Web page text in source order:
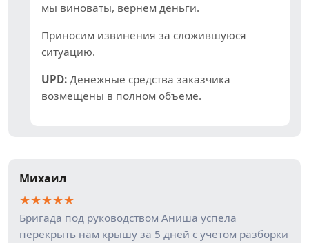
мы виноваты, вернем деньги.
Приносим извинения за сложившуюся
ситуацию.
UPD: Денежные средства заказчика
возмещены в полном объеме.
Михаил
★★★★★
Бригада под руководством Аниша успела
перекрыть нам крышу за 5 дней с учетом разборки